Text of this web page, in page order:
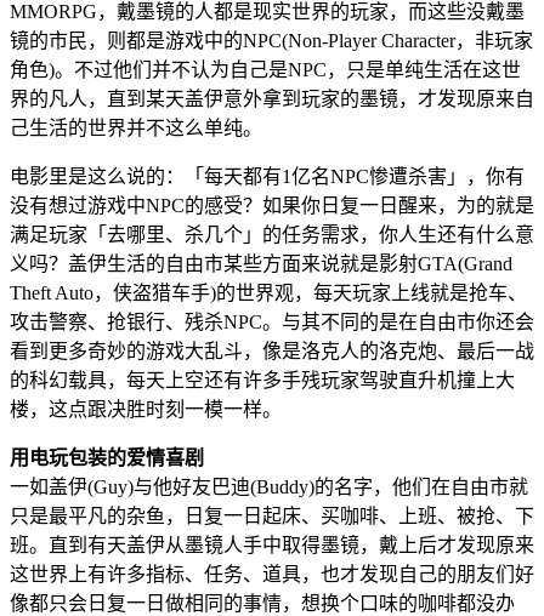
MMORPG，戴墨镜的人都是现实世界的玩家，而这些没戴墨
镜的市民，则都是游戏中的NPC(Non-Player Character，非玩家
角色)。不过他们并不认为自己是NPC，只是单纯生活在这世
界的凡人，直到某天盖伊意外拿到玩家的墨镜，才发现原来自
己生活的世界并不这么单纯。
电影里是这么说的：「每天都有1亿名NPC惨遭杀害」，你有
没有想过游戏中NPC的感受？如果你日复一日醒来，为的就是
满足玩家「去哪里、杀几个」的任务需求，你人生还有什么意
义吗？盖伊生活的自由市某些方面来说就是影射GTA(Grand
Theft Auto，侠盗猎车手)的世界观，每天玩家上线就是抢车、
攻击警察、抢银行、残杀NPC。与其不同的是在自由市你还会
看到更多奇妙的游戏大乱斗，像是洛克人的洛克炮、最后一战
的科幻载具，每天上空还有许多手残玩家驾驶直升机撞上大
楼，这点跟决胜时刻一模一样。
用电玩包装的爱情喜剧
一如盖伊(Guy)与他好友巴迪(Buddy)的名字，他们在自由市就
只是最平凡的杂鱼，日复一日起床、买咖啡、上班、被抢、下
班。直到有天盖伊从墨镜人手中取得墨镜，戴上后才发现原来
这世界上有许多指标、任务、道具，也才发现自己的朋友们好
像都只会日复一日做相同的事情，想换个口味的咖啡都没办